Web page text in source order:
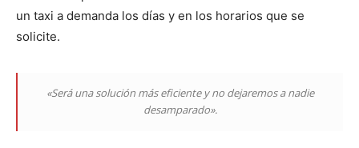
un taxi a demanda los días y en los horarios que se
solicite.
«Será una solución más eficiente y no dejaremos a nadie
desamparado».